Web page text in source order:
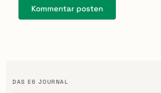
DAS E6 JOURNAL